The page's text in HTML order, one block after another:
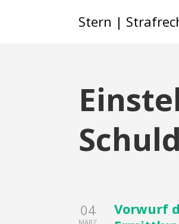
Stern |
04
MÄRZ
Vorwurf